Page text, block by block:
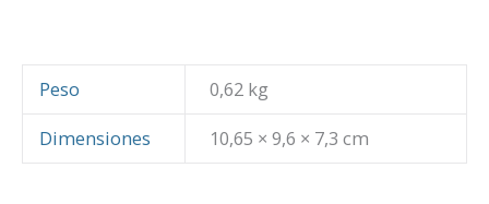
Peso
0,62 kg
Dimensiones
10,65 × 9,6 × 7,3 cm